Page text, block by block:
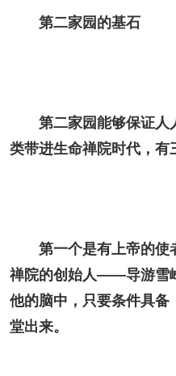
第二家园的基石
第二家园能够保证人
类带进生命禅院时代，有
第一个是有上帝的使
禅院的创始人——导游雪
他的脑中，只要条件具备
堂出来。